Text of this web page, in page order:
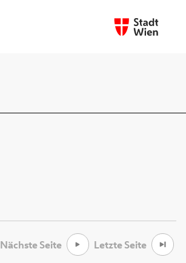
Nächste Seite Letzte Seite